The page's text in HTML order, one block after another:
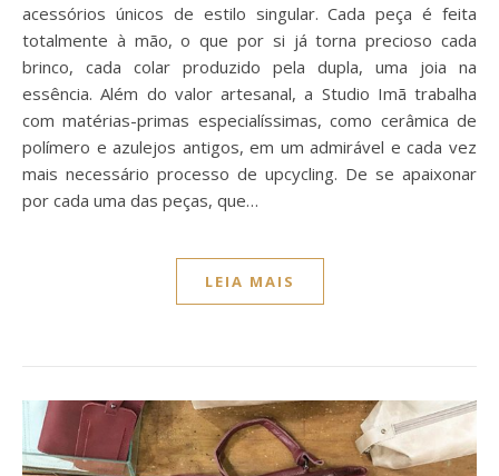
acessórios únicos de estilo singular. Cada peça é feita
totalmente à mão, o que por si já torna precioso cada
brinco, cada colar produzido pela dupla, uma joia na
essência. Além do valor artesanal, a Studio Imã trabalha
com matérias-primas especialíssimas, como cerâmica de
polímero e azulejos antigos, em um admirável e cada vez
mais necessário processo de upcycling. De se apaixonar
por cada uma das peças, que…
LEIA MAIS